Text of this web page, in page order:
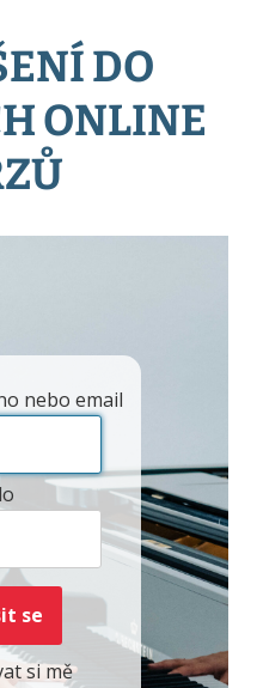
DO
ONLINE
nebo email
si mě